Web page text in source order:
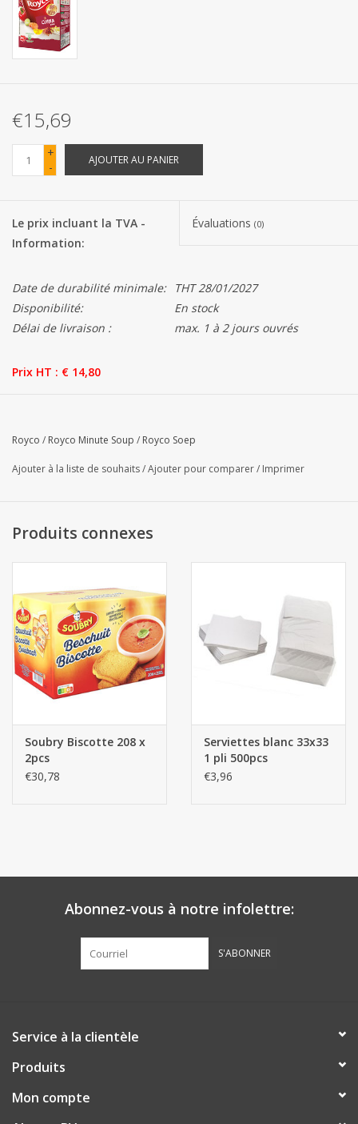
Fournitures de bureau
Produits Covid-19
Confiserie Saint-Nicolas
Bonbons de carnaval
Marques
€15,69
+
-
AJOUTER AU PANIER
Le prix incluant la TVA -
Information:
Évaluations (0)
Date de durabilité minimale:
THT 28/01/2027
Disponibilité:
En stock
Délai de livraison :
max. 1 à 2 jours ouvrés
Prix HT : € 14,80
Royco / Royco Minute Soup / Royco Soep
Ajouter à la liste de souhaits/Ajouter pour comparer/ Imprimer
Produits connexes
Soubry Biscotte 208 x
2pcs
€30,78
Serviettes blanc 33x33
1 pli 500pcs
€3,96
Abonnez-vous à notre infolettre:
S'ABONNER
Service à la clientèle
Produits
Mon compte